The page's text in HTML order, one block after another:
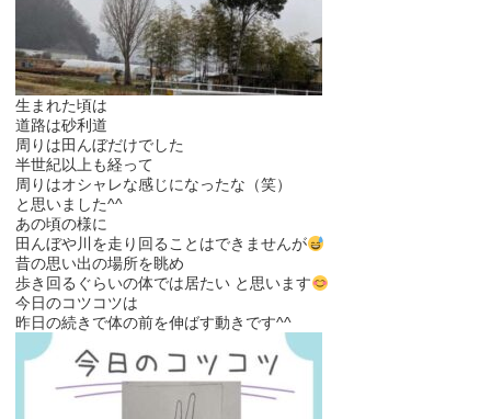
生まれた頃は
道路は砂利道
周りは田んぼだけでした
半世紀以上も経って
周りはオシャレな感じになったな（笑）
と思いました^^
あの頃の様に
田んぼや川を走り回ることはできませんが
昔の思い出の場所を眺め
歩き回るぐらいの体では居たい と思います
今日のコツコツは
昨日の続きで体の前を伸ばす動きです^^